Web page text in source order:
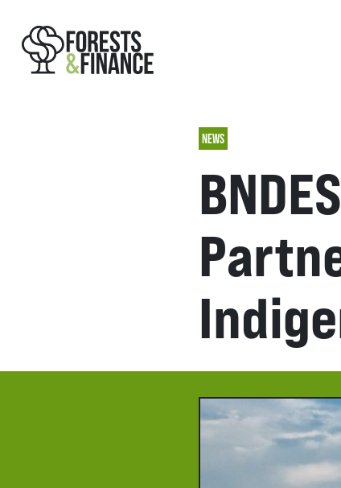
NEWS